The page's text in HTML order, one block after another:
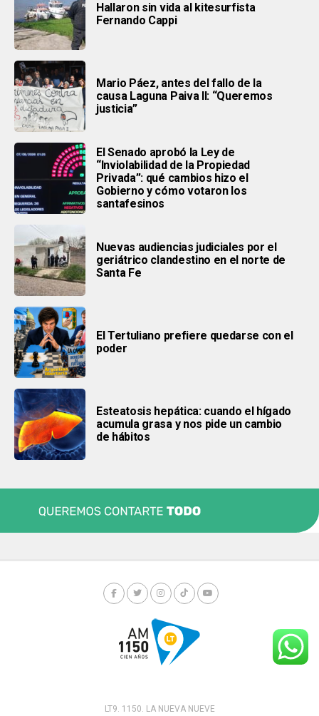
Hallaron sin vida al kitesurfista
Fernando Cappi
Mario Páez, antes del fallo de la
causa Laguna Paiva II: “Queremos
justicia”
El Senado aprobó la Ley de
“Inviolabilidad de la Propiedad
Privada”: qué cambios hizo el
Gobierno y cómo votaron los
santafesinos
Nuevas audiencias judiciales por el
geriátrico clandestino en el norte de
Santa Fe
El Tertuliano prefiere quedarse con el
poder
Esteatosis hepática: cuando el hígado
acumula grasa y nos pide un cambio
de hábitos
LT9. 1150. LA NUEVA NUEVE